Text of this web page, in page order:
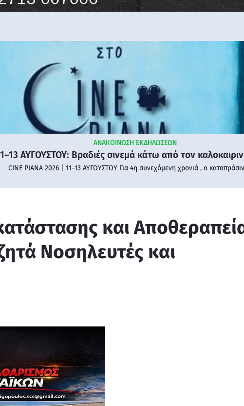
ΑΝΑΚΟΙΝΩΣΗ ΕΚΔΗΛΩΣΕΩΝ
ΑΥΓΟΥΣΤΟΥ: Βραδιές σινεμά κάτω από τον
CINE PIANA 2026 | 11–13 ΑΥΓΟΥΣΤΟΥ Για 4η συνεχόμενη χρονιά , ο
και
Νοσηλευτές και